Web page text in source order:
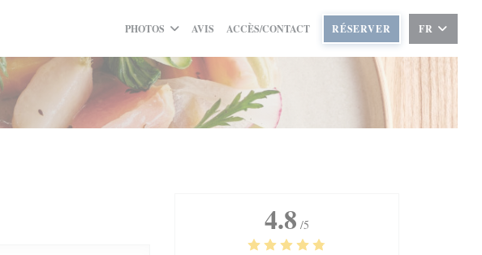
PHOTOS AVIS ACCÈS/CONTACT RÉSERVER FR
4.8 /5